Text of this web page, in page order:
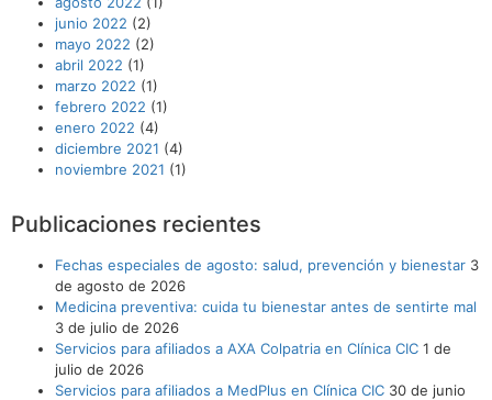
junio 2022 (2)
mayo 2022 (2)
abril 2022 (1)
marzo 2022 (1)
febrero 2022 (1)
enero 2022 (4)
diciembre 2021 (4)
noviembre 2021 (1)
Publicaciones recientes
Fechas especiales de agosto: salud, prevención y bienestar 3
de agosto de 2026
Medicina preventiva: cuida tu bienestar antes de sentirte mal
3 de julio de 2026
Servicios para afiliados a AXA Colpatria en Clínica CIC 1 de
julio de 2026
Servicios para afiliados a MedPlus en Clínica CIC 30 de junio